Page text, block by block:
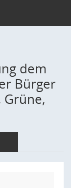
dem
Bürger
Grüne,